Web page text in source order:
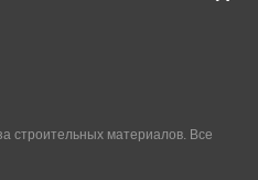
строительных материалов. Все